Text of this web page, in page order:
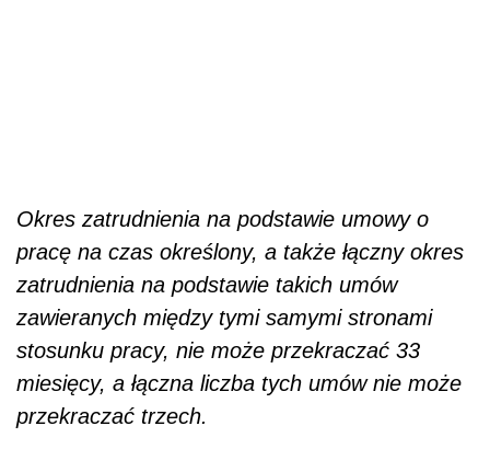
Okres zatrudnienia na podstawie umowy o
pracę na czas określony, a także łączny okres
zatrudnienia na podstawie takich umów
zawieranych między tymi samymi stronami
stosunku pracy, nie może przekraczać 33
miesięcy, a łączna liczba tych umów nie może
przekraczać trzech.